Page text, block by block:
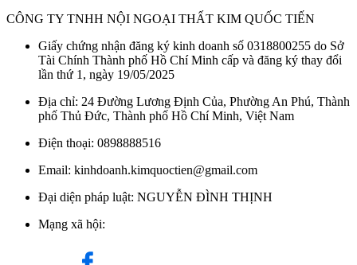
CÔNG TY TNHH NỘI NGOẠI THẤT KIM QUỐC TIẾN
Giấy chứng nhận đăng ký kinh doanh số 0318800255 do Sở
Tài Chính Thành phố Hồ Chí Minh cấp và đăng ký thay đổi
lần thứ 1, ngày 19/05/2025
Địa chỉ: 24 Đường Lương Định Của, Phường An Phú, Thành
phố Thủ Đức, Thành phố Hồ Chí Minh, Việt Nam
Điện thoại: 0898888516
Email: kinhdoanh.kimquoctien@gmail.com
Đại diện pháp luật: NGUYỄN ĐÌNH THỊNH
Mạng xã hội: